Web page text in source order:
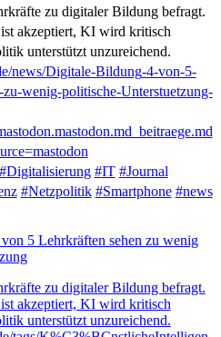
zu digitaler Bildung befragt.
akzeptiert, KI wird kritisch
unterstützt unzureichend.
news/Digitale-Bildung-4-von-5-
zu-wenig-politische-Unterstuetzung-
#Digitalisierung #IT #Journal
#Netzpolitik #Smartphone #news
5 Lehrkräften sehen zu wenig
zu digitaler Bildung befragt.
akzeptiert, KI wird kritisch
unterstützt unzureichend.